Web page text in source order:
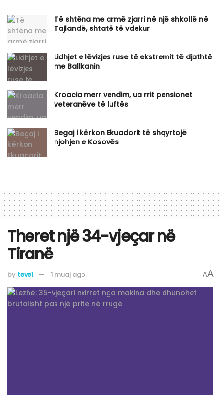
Të shtëna me armë zjarri në një shkollë në
Tajlandë, shtatë të vdekur
Lidhjet e lëvizjes ruse të ekstremit të djathtë
me Ballkanin
Kroacia merr vendim, ua rrit pensionet
veteranëve të luftës
Begaj i kërkon Ekuadorit të shqyrtojë
njohjen e Kosovës
Theret një 34-vjeçar në
Tiranë
by teve1 1 muaj ago AA